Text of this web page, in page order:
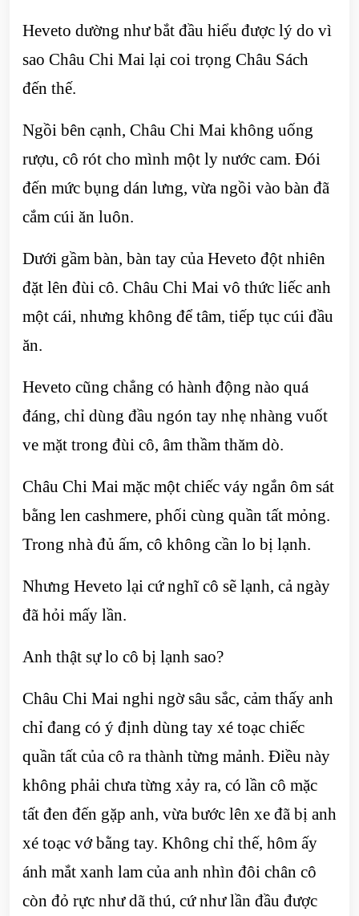
Heveto dường như bắt đầu hiểu được lý do vì
sao Châu Chi Mai lại coi trọng Châu Sách
đến thế.
Ngồi bên cạnh, Châu Chi Mai không uống
rượu, cô rót cho mình một ly nước cam. Đói
đến mức bụng dán lưng, vừa ngồi vào bàn đã
cắm cúi ăn luôn.
Dưới gầm bàn, bàn tay của Heveto đột nhiên
đặt lên đùi cô. Châu Chi Mai vô thức liếc anh
một cái, nhưng không để tâm, tiếp tục cúi đầu
ăn.
Heveto cũng chẳng có hành động nào quá
đáng, chỉ dùng đầu ngón tay nhẹ nhàng vuốt
ve mặt trong đùi cô, âm thầm thăm dò.
Châu Chi Mai mặc một chiếc váy ngắn ôm sát
bằng len cashmere, phối cùng quần tất mỏng.
Trong nhà đủ ấm, cô không cần lo bị lạnh.
Nhưng Heveto lại cứ nghĩ cô sẽ lạnh, cả ngày
đã hỏi mấy lần.
Anh thật sự lo cô bị lạnh sao?
Châu Chi Mai nghi ngờ sâu sắc, cảm thấy anh
chỉ đang có ý định dùng tay xé toạc chiếc
quần tất của cô ra thành từng mảnh. Điều này
không phải chưa từng xảy ra, có lần cô mặc
tất đen đến gặp anh, vừa bước lên xe đã bị anh
xé toạc vớ bằng tay. Không chỉ thế, hôm ấy
ánh mắt xanh lam của anh nhìn đôi chân cô
còn đỏ rực như dã thú, cứ như lần đầu được